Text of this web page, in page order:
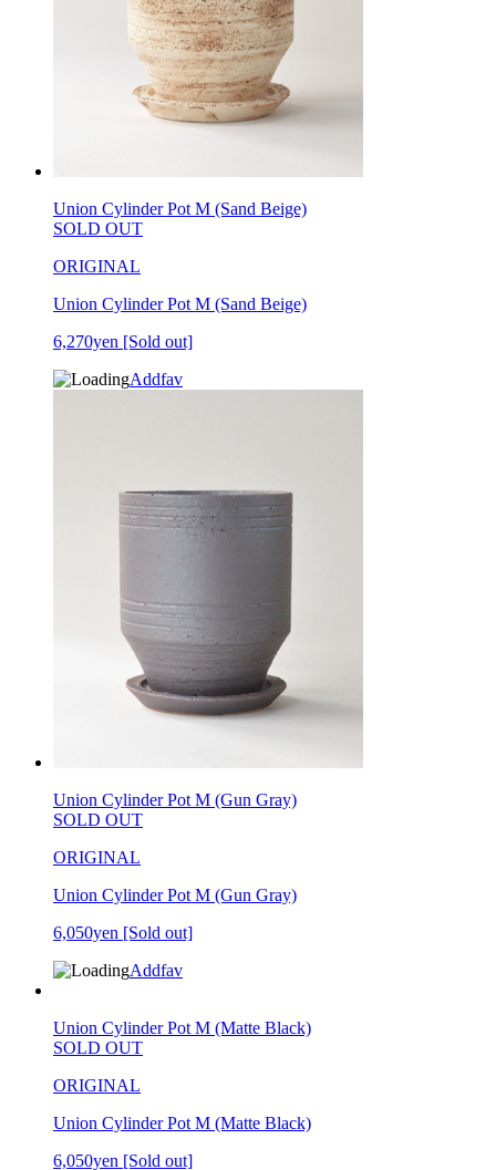
Union Cylinder Pot M (Sand Beige)
SOLD OUT
ORIGINAL
Union Cylinder Pot M (Sand Beige)
6,270yen [Sold out]
Addfav
Union Cylinder Pot M (Gun Gray)
SOLD OUT
ORIGINAL
Union Cylinder Pot M (Gun Gray)
6,050yen [Sold out]
Addfav
Union Cylinder Pot M (Matte Black)
SOLD OUT
ORIGINAL
Union Cylinder Pot M (Matte Black)
6,050yen [Sold out]